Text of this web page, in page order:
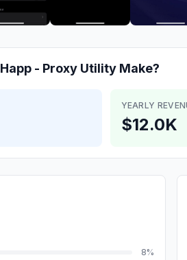
Happ - Proxy Utility Make?
YEARLY
$12.0K
8%